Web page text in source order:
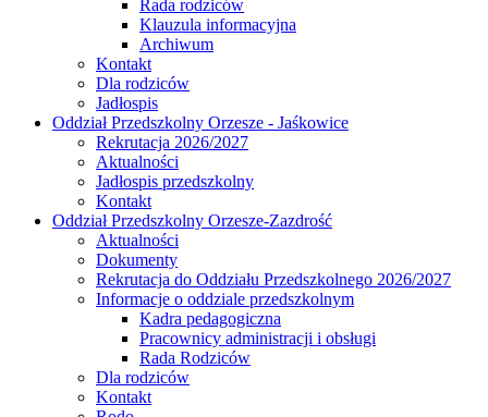
Rada rodziców
Klauzula informacyjna
Archiwum
Kontakt
Dla rodziców
Jadłospis
Oddział Przedszkolny Orzesze - Jaśkowice
Rekrutacja 2026/2027
Aktualności
Jadłospis przedszkolny
Kontakt
Oddział Przedszkolny Orzesze-Zazdrość
Aktualności
Dokumenty
Rekrutacja do Oddziału Przedszkolnego 2026/2027
Informacje o oddziale przedszkolnym
Kadra pedagogiczna
Pracownicy administracji i obsługi
Rada Rodziców
Dla rodziców
Kontakt